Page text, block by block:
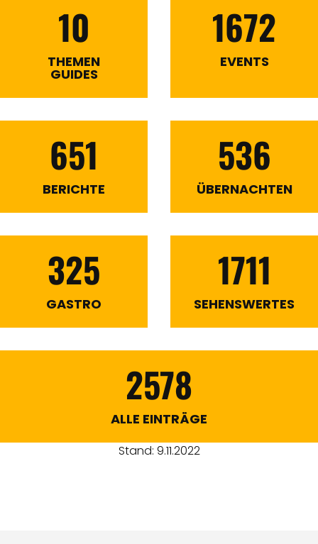
10
THEMEN
GUIDES
1672
EVENTS
651
BERICHTE
536
ÜBERNACHTEN
325
GASTRO
1711
SEHENSWERTES
2578
ALLE EINTRÄGE
Stand: 9.11.2022